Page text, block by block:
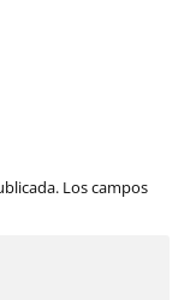
Los campos